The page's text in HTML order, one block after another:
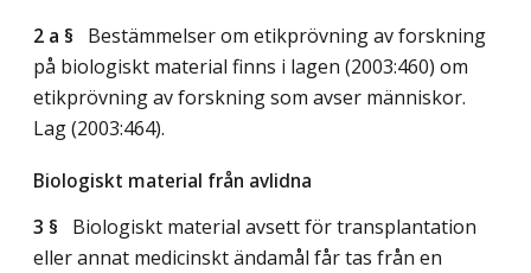
2 a § Bestämmelser om etikprövning av forskning
på biologiskt material finns i lagen (2003:460) om
etikprövning av forskning som avser människor.
Lag (2003:464).
Biologiskt material från avlidna
3 § Biologiskt material avsett för transplantation
eller annat medicinskt ändamål får tas från en